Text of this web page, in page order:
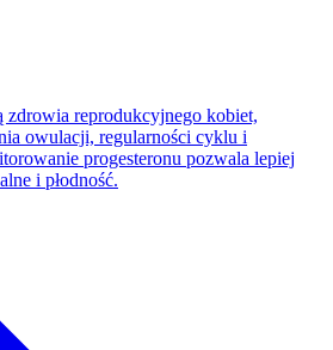
zdrowia reprodukcyjnego kobiet,
owulacji, regularności cyklu i
progesteronu pozwala lepiej
i płodność.